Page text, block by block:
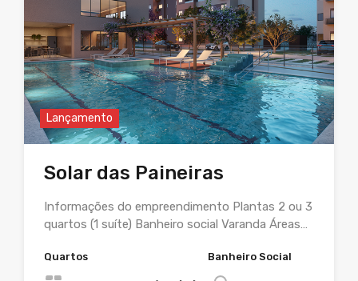
Lançamento
Solar das Paineiras
Informações do empreendimento Plantas 2 ou 3
quartos (1 suíte) Banheiro social Varanda Áreas…
Quartos Banheiro Social